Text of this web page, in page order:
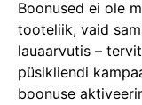
Boonused ei ole
tooteliik, vaid
lauaarvutis –
püsikliendi
boonuse